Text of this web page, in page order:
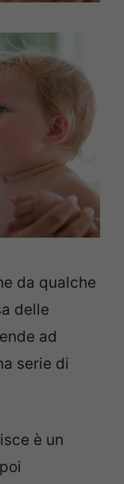
da qualche
delle
ad
serie di
è un